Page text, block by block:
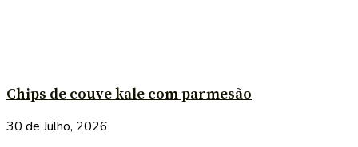
Chips de couve kale com parmesão
30 de Julho, 2026